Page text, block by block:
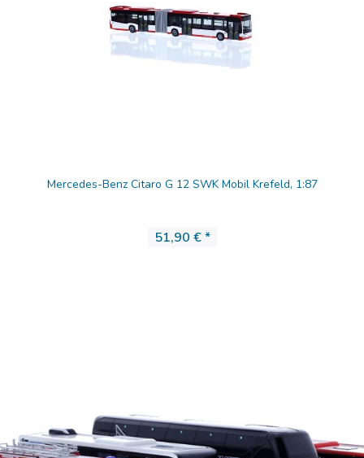
Mercedes-Benz Citaro G 12 SWK Mobil Krefeld, 1:87
51,90 € *